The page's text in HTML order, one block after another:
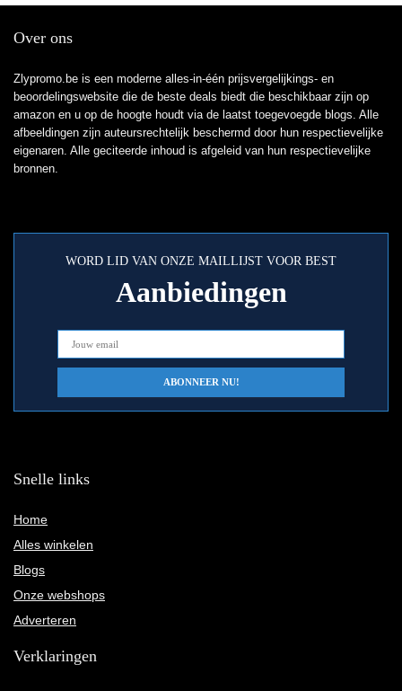
Over ons
Zlypromo.be is een moderne alles-in-één prijsvergelijkings- en
beoordelingswebsite die de beste deals biedt die beschikbaar zijn op
amazon en u op de hoogte houdt via de laatst toegevoegde blogs. Alle
afbeeldingen zijn auteursrechtelijk beschermd door hun respectievelijke
eigenaren. Alle geciteerde inhoud is afgeleid van hun respectievelijke
bronnen.
WORD LID VAN ONZE MAILLIJST VOOR BEST
Aanbiedingen
Snelle links
Home
Alles winkelen
Blogs
Onze webshops
Adverteren
Verklaringen